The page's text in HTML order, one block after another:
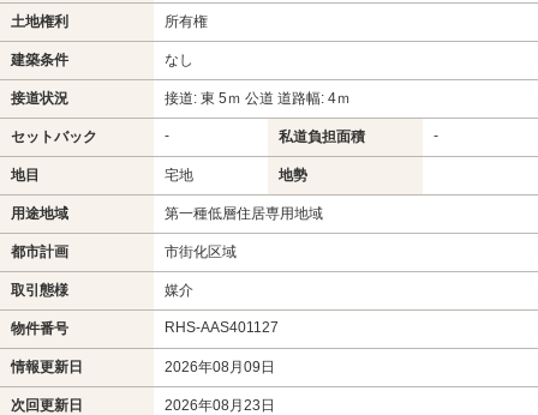
土地権利 所有権
建築条件 なし
接道状況 接道: 東 5ｍ 公道 道路幅: 4ｍ
セットバック - 私道負担面積 -
地目 宅地 地勢
用途地域 第一種低層住居専用地域
都市計画 市街化区域
取引態様 媒介
物件番号 RHS-AAS401127
情報更新日 2026年08月09日
次回更新日 2026年08月23日